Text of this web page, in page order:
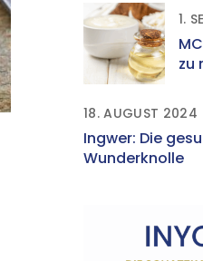
zu
1.
Ingwer: Die
Wunderknolle
18. AUGUST 2024